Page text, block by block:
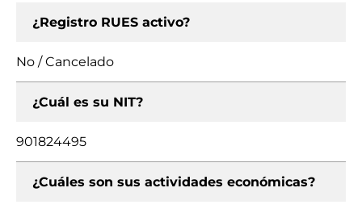
¿Registro RUES activo?
No / Cancelado
¿Cuál es su NIT?
901824495
¿Cuáles son sus actividades económicas?